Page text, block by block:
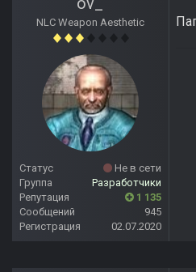
NLC Weapon Aesthetic
Статус
Не в сети
Группа
Разработчики
Репутация
1 135
Сообщений
945
Регистрация
02.07.2020